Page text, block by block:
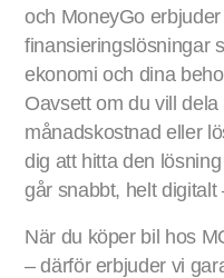
och MoneyGo
finansieringslösningar
ekonomi och dina
Oavsett om du vill
månadskostnad eller
dig att hitta den
går snabbt, helt
När du köper bil hos
– därför erbjuder vi